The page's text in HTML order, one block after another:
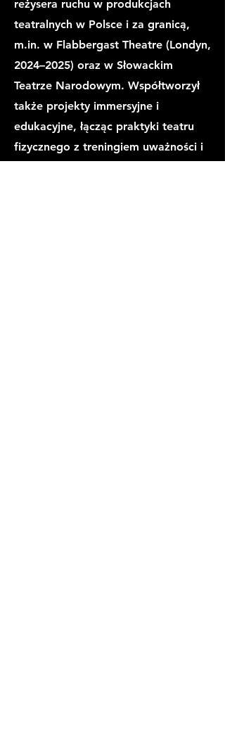
reżysera ruchu w produkcjach
teatralnych w Polsce i za granicą,
m.in. w Flabbergast Theatre (Londyn,
2024–2025) oraz w Słowackim
Teatrze Narodowym. Współtworzył
także projekty immersyjne i
edukacyjne, łącząc praktyki teatru
fizycznego z treningiem uważności i